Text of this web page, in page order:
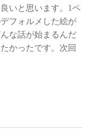
いと思います。1ペ
フォルメした絵が
な話が始まるんだ
かったです。次回